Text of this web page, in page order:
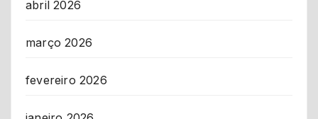
abril 2026
março 2026
fevereiro 2026